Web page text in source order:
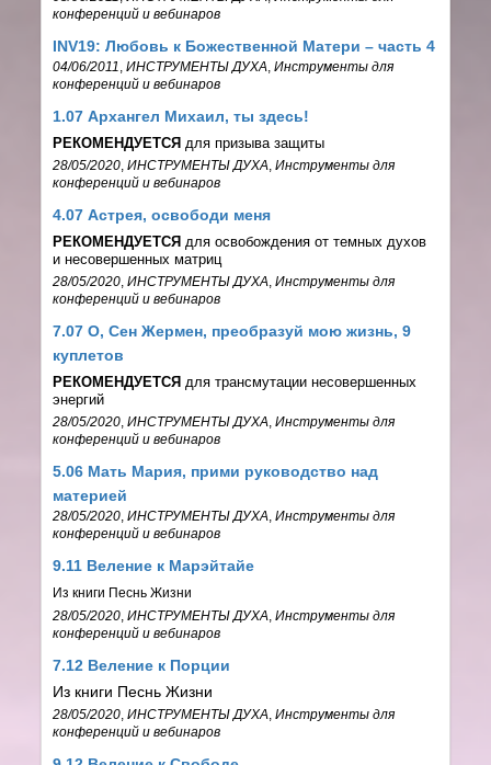
конференций и вебинаров
INV19: Любовь к Божественной Матери – часть 4
04/06/2011 ,ИНСТРУМЕНТЫ ДУХА ,Инструменты для
конференций и вебинаров
1.07 Архангел Михаил, ты здесь!
РЕКОМЕНДУЕТСЯ для призыва защиты
28/05/2020 ,ИНСТРУМЕНТЫ ДУХА ,Инструменты для
конференций и вебинаров
4.07 Астрея, освободи меня
РЕКОМЕНДУЕТСЯ для освобождения от темных духов
и несовершенных матриц
28/05/2020 ,ИНСТРУМЕНТЫ ДУХА ,Инструменты для
конференций и вебинаров
7.07 О, Сен Жермен, преобразуй мою жизнь, 9
куплетов
РЕКОМЕНДУЕТСЯ для трансмутации несовершенных
энергий
28/05/2020 ,ИНСТРУМЕНТЫ ДУХА ,Инструменты для
конференций и вебинаров
5.06 Мать Мария, прими руководство над
материей
28/05/2020 ,ИНСТРУМЕНТЫ ДУХА ,Инструменты для
конференций и вебинаров
9.11 Веление к Марэйтайе
Из книги Песнь Жизни
28/05/2020 ,ИНСТРУМЕНТЫ ДУХА ,Инструменты для
конференций и вебинаров
7.12 Веление к Порции
Из книги Песнь Жизни
28/05/2020 ,ИНСТРУМЕНТЫ ДУХА ,Инструменты для
конференций и вебинаров